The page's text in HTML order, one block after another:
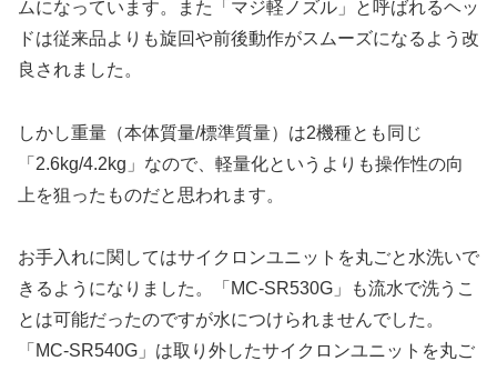
ムになっています。また「マジ軽ノズル」と呼ばれるヘッ
ドは従来品よりも旋回や前後動作がスムーズになるよう改
良されました。
しかし重量（本体質量/標準質量）は2機種とも同じ
「2.6kg/4.2kg」なので、軽量化というよりも操作性の向
上を狙ったものだと思われます。
お手入れに関してはサイクロンユニットを丸ごと水洗いで
きるようになりました。「MC-SR530G」も流水で洗うこ
とは可能だったのですが水につけられませんでした。
「MC-SR540G」は取り外したサイクロンユニットを丸ご